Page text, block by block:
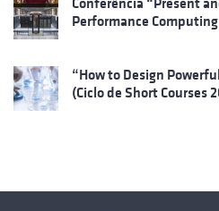
Conferência “Present
Performance
“How to Design
(Ciclo de Short Courses